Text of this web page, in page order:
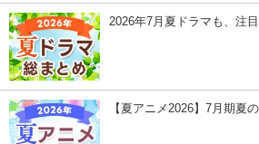
2026年7月夏ドラマも、注
【夏アニメ2026】7月期夏